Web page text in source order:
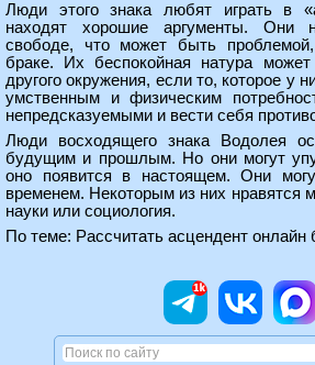
Люди этого знака любят играть в
находят хорошие аргументы. Они
свободе, что может быть
браке. Их беспокойная натура
другого окружения, если то, которое у
умственным и физическим
непредсказуемыми и вести себя
Люди восходящего знака Водолея
будущим и прошлым. Но они могут
оно появится в настоящем. Они
временем. Некоторым из них нравятся
науки или социология.
По теме: Рассчитать асцендент онлайн